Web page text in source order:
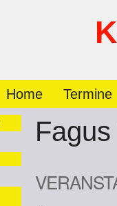
Home Termine